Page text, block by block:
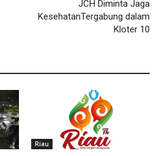
JCH Diminta Jaga
KesehatanTergabung dalam
Kloter 10
Riau